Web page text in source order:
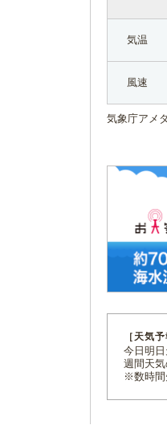
気温
風速
気象庁アメ
［天気
今日明
週間天
※数時間